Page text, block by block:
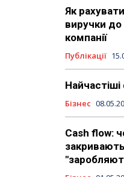
Як
виручки до
компанії
Публікації
Бізнес
Cash flow: